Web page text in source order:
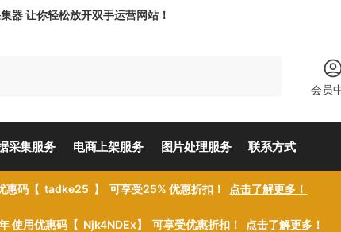
器 让你轻松放开双手运营网站！
会员
采集服务 电商上架服务 图片处理服务 联系方式
惠码【 tadke25 】 可享受25% 优惠折扣！ 点击了解更多！
使用优惠码【 Njk4NDEx】 可享受优惠折扣！ 点击了解更多！